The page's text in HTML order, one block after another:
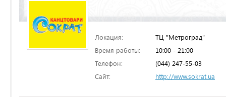
Локация:
ТЦ "Метроград"
Время работы:
10:00 - 21:00
Телефон:
(044) 247-55-03
Сайт:
http://www.sokrat.ua